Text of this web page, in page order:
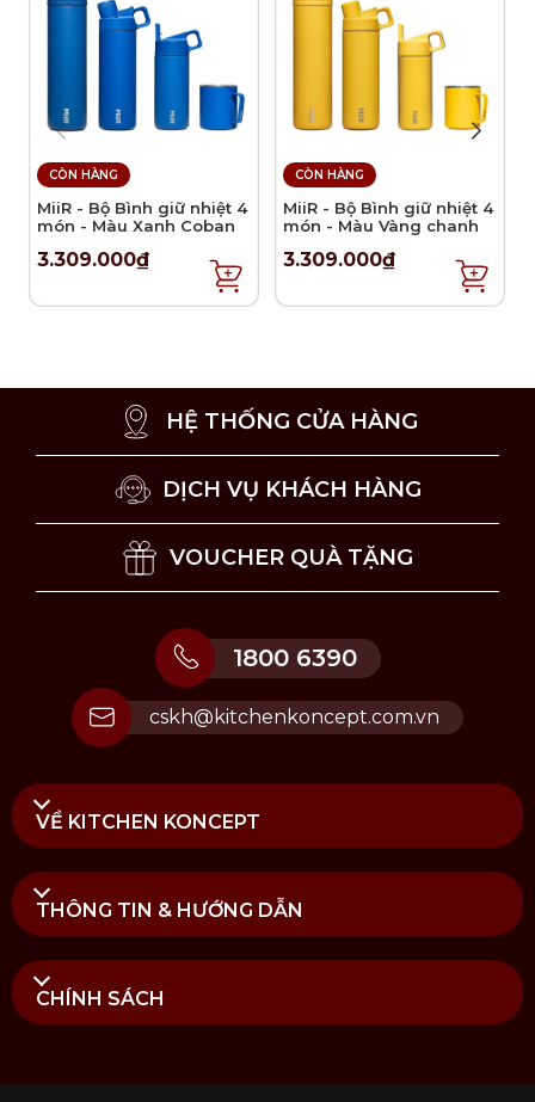
Lưu ý vệ sinh và sử dụng dao Miyabi Sujihiki 5000FCD
Lưu ý vệ sinh và sử dụng
dụng máy rửa chén.
Rửa dao dưới vòi nước ấm với một ít xà phòng,
sau đó lau khô bằng khăn mềm hoặc để nơi khô
ráo.
Bảo quản trong hộp đựng dao, giá cắm dao
ăn mòn và duy trì độ bền của lưỡi dao.
Không dùng dao để chặt thực phẩm đông lạnh
Thỉnh thoảng bạn nên mài lại dao bằng đá mài
hoặc đồ mài dao chuyên dụng, để khắc phục
Mua Dao Sujihiki Miyabi 5000FCD 24cm tại
CÒN HÀNG
MiiR - Bộ Bình giữ nhiệt 4
món - Màu Xanh Coban
3.309.000₫
CÒN HÀNG
MiiR - Bộ Bình giữ nhiệt 4
món - Màu Vàng chanh
3.309.000₫
HỆ THỐNG CỬA HÀNG
DỊCH VỤ KHÁCH HÀNG
VOUCHER QUÀ TẶNG
1800 6390
cskh@kitchenkoncept.com.vn
VỀ KITCHEN KONCEPT
THÔNG TIN & HƯỚNG DẪN
CHÍNH SÁCH